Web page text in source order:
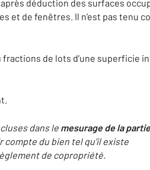
déduction des surfaces
et de fenêtres. Il n’est pas tenu
de lots d’une superficie
dans le mesurage de la partie
du bien tel qu’il existe
de copropriété.